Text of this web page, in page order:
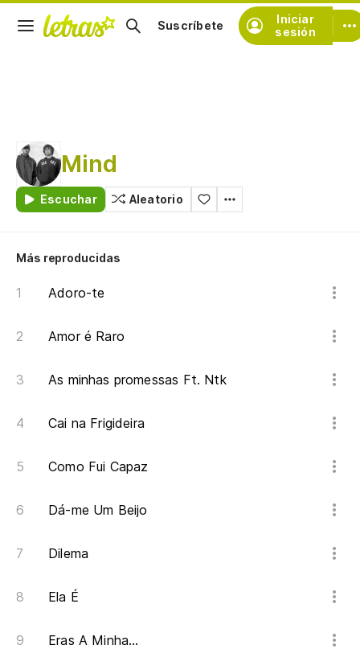
Iniciar
sesión
Suscríbete
Mind
Escuchar Aleatorio
Más reproducidas
Adoro-te
Amor é Raro
As minhas promessas Ft. Ntk
Cai na Frigideira
Como Fui Capaz
Dá-me Um Beijo
Dilema
Ela É
Eras A Minha...